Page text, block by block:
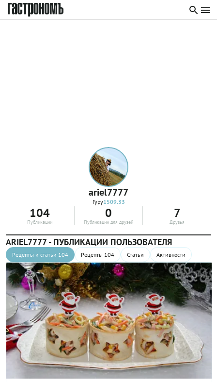
ariel7777
Гуру1509.33
104
Публикации
0
Публикации для друзей
7
Друзья
ARIEL7777 - ПУБЛИКАЦИИ ПОЛЬЗОВАТЕЛЯ
Рецепты и статьи 104 Рецепты 104 Статьи Активности